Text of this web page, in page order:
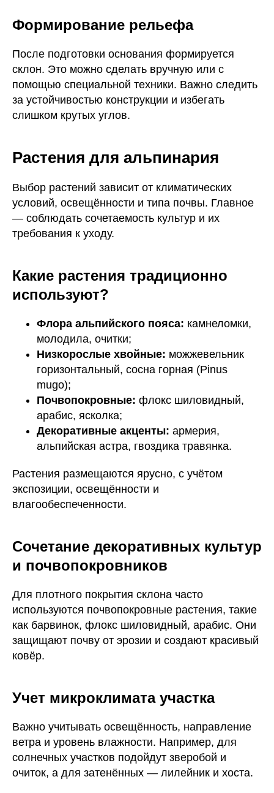
Формирование рельефа
После подготовки основания формируется
склон. Это можно сделать вручную или с
помощью специальной техники. Важно следить
за устойчивостью конструкции и избегать
слишком крутых углов.
Растения для альпинария
Выбор растений зависит от климатических
условий, освещённости и типа почвы. Главное
— соблюдать сочетаемость культур и их
требования к уходу.
Какие растения традиционно
используют?
Флора альпийского пояса: камнеломки,
молодила, очитки;
Низкорослые хвойные: можжевельник
горизонтальный, сосна горная (Pinus
mugo);
Почвопокровные: флокс шиловидный,
арабис, ясколка;
Декоративные акценты: армерия,
альпийская астра, гвоздика травянка.
Растения размещаются ярусно, с учётом
экспозиции, освещённости и
влагообеспеченности.
Сочетание декоративных культур
и почвопокровников
Для плотного покрытия склона часто
используются почвопокровные растения, такие
как барвинок, флокс шиловидный, арабис. Они
защищают почву от эрозии и создают красивый
ковёр.
Учет микроклимата участка
Важно учитывать освещённость, направление
ветра и уровень влажности. Например, для
солнечных участков подойдут зверобой и
очиток, а для затенённых — лилейник и хоста.